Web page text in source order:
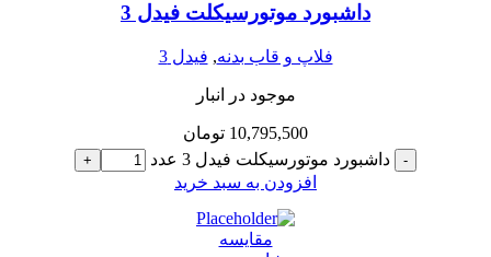
داشبورد موتورسیکلت فیدل 3
فلاپ و قاب بدنه, فیدل 3
موجود در انبار
10,795,500 تومان
- داشبورد موتورسیکلت فیدل 3 عدد +
افزودن به سبد خرید
مقایسه